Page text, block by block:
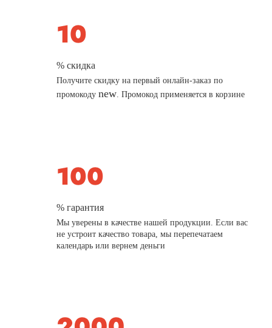
% скидка
Получите скидку на первый онлайн-заказ по
промокодуnew. Промокод применяется в корзине
% гарантия
Мы уверены в качестве нашей продукции. Если вас
не устроит качество товара, мы перепечатаем
календарь или вернем деньги